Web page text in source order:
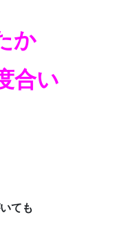
か
合い
ても